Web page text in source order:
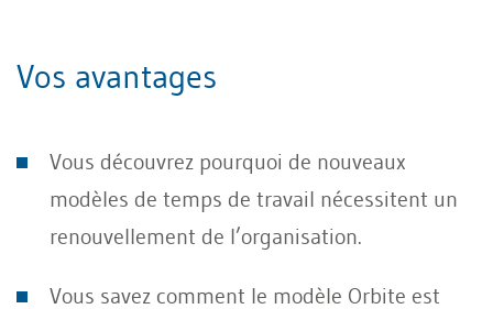
Vos avantages
Vous découvrez pourquoi de nouveaux
modèles de temps de travail nécessitent un
renouvellement de l’organisation.
Vous savez comment le modèle Orbite est